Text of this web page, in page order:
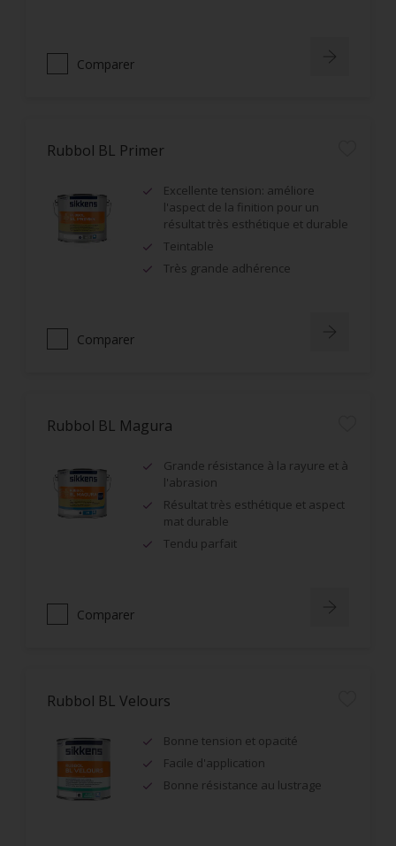
Comparer
Rubbol BL Primer
Excellente tension: améliore
l'aspect de la finition pour un
résultat très esthétique et durable
Teintable
Très grande adhérence
Comparer
Rubbol BL Magura
Grande résistance à la rayure et à
l'abrasion
Résultat très esthétique et aspect
mat durable
Tendu parfait
Comparer
Rubbol BL Velours
Bonne tension et opacité
Facile d'application
Bonne résistance au lustrage